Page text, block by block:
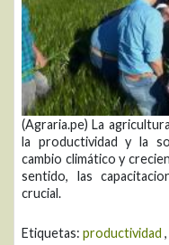
(Agraria.pe) La
la productividad y la
cambio climático y
sentido, las
crucial.
Etiquetas: productividad ,